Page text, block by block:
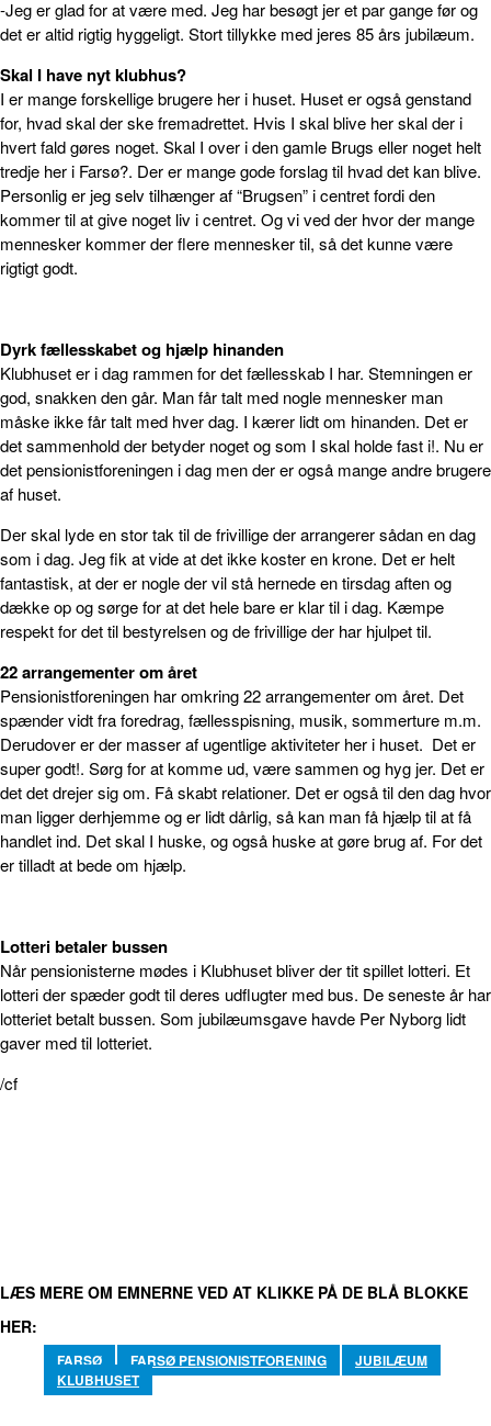
-Jeg er glad for at være med. Jeg har besøgt jer et par gange før og
det er altid rigtig hyggeligt. Stort tillykke med jeres 85 års jubilæum.
Skal I have nyt klubhus?
I er mange forskellige brugere her i huset. Huset er også genstand
for, hvad skal der ske fremadrettet. Hvis I skal blive her skal der i
hvert fald gøres noget. Skal I over i den gamle Brugs eller noget helt
tredje her i Farsø?. Der er mange gode forslag til hvad det kan blive.
Personlig er jeg selv tilhænger af “Brugsen” i centret fordi den
kommer til at give noget liv i centret. Og vi ved der hvor der mange
mennesker kommer der flere mennesker til, så det kunne være
rigtigt godt.
Dyrk fællesskabetog hjælp hinanden
Klubhuset er i dag rammen for det fællesskab I har. Stemningen er
god, snakken den går. Man får talt med nogle mennesker man
måske ikke får talt med hver dag. I kærer lidt om hinanden. Det er
det sammenhold der betyder noget og som I skal holde fast i!. Nu er
det pensionistforeningen i dag men der er også mange andre brugere
af huset.
Der skal lyde en stor tak til de frivillige der arrangerer sådan en dag
som i dag. Jeg fik at vide at det ikke koster en krone. Det er helt
fantastisk, at der er nogle der vil stå hernede en tirsdag aften og
dække op og sørge for at det hele bare er klar til i dag. Kæmpe
respekt for det til bestyrelsen og de frivillige der har hjulpet til.
22 arrangementer om året
Pensionistforeningen har omkring 22 arrangementer om året. Det
spænder vidt fra foredrag, fællesspisning, musik, sommerture m.m.
Derudover er der masser af ugentlige aktiviteter her i huset. Det er
super godt!. Sørg for at komme ud, være sammen og hyg jer. Det er
det det drejer sig om. Få skabt relationer. Det er også til den dag hvor
man ligger derhjemme og er lidt dårlig, så kan man få hjælp til at få
handlet ind. Det skal I huske, og også huske at gøre brug af. For det
er tilladt at bede om hjælp.
Lotteri betaler bussen
Når pensionisterne mødes i Klubhuset bliver der tit spillet lotteri. Et
lotteri der spæder godt til deres udflugter med bus. De seneste år har
lotteriet betalt bussen. Som jubilæumsgave havde Per Nyborg lidt
gaver med til lotteriet.
/cf
LÆS MERE OM EMNERNE VED AT KLIKKE PÅ DE BLÅ BLOKKE
HER:
FARSØ FARSØ PENSIONISTFORENING
JUBILÆUM
KLUBHUSET